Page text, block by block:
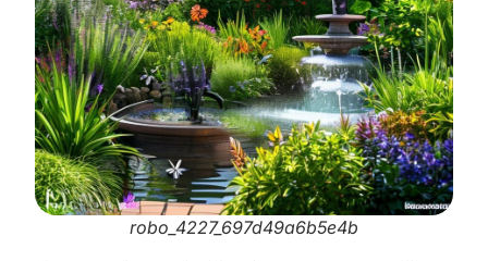
robo_4227_697d49a6b5e4b